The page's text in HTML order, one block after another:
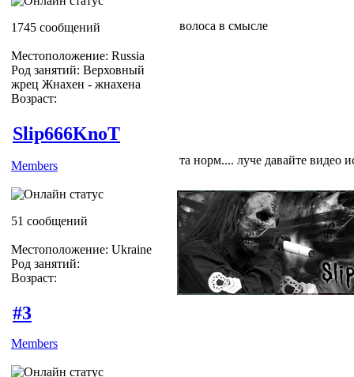
1745 сообщений
Местоположение: Russia
Род занятий: Верховный
жрец Жнахен - жнахена
Возраст:
волоса в смысле
Slip666KnoT
Members
51 сообщений
Местоположение: Ukraine
Род занятий:
Возраст:
та норм.... луче давайте видео
#3
Members